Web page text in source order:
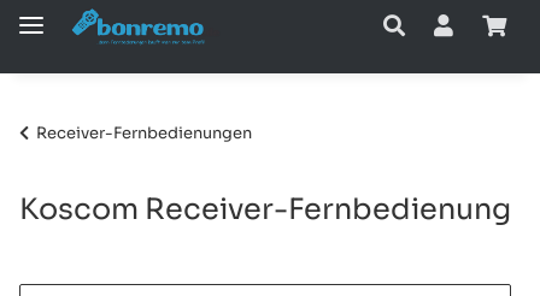
Receiver-Fernbedienungen
Koscom Receiver-Fernbedienung